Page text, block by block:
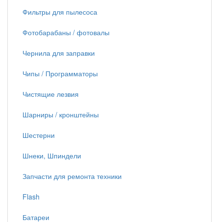
Фильтры для пылесоса
Фотобарабаны / фотовалы
Чернила для заправки
Чипы / Программаторы
Чистящие лезвия
Шарниры / кронштейны
Шестерни
Шнеки, Шпиндели
Запчасти для ремонта техники
Flash
Батареи